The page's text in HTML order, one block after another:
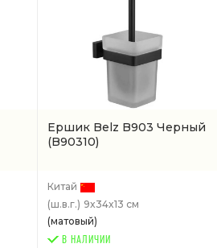
Ершик Belz B903 Черный
(B90310)
Китай
(ш.в.г.) 9x34x13 см
(матовый)
В НАЛИЧИИ